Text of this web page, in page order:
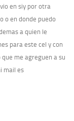
en siy por otra
o en donde puedo
a quien le
para este cel y con
me agreguen a su
mail es